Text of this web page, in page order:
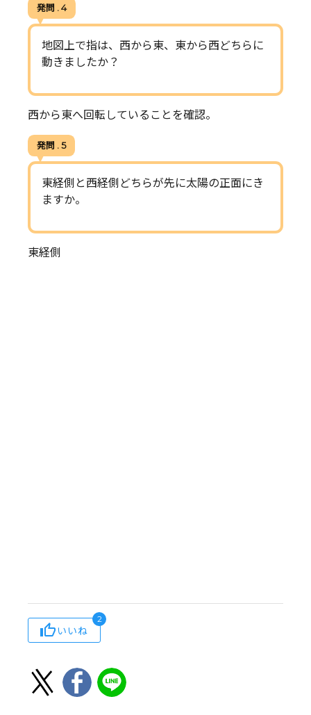
発問 . 4
地図上で指は、西から東、東から西どちらに
動きましたか？
西から東へ回転していることを確認。
発問 . 5
東経側と西経側どちらが先に太陽の正面にき
ますか。
東経側
いいね
2